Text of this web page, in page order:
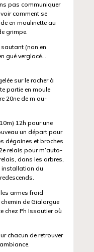
pas communiquer
comment se
en moulinette au
grimpe.
(non en
gué verglacé…
sur le rocher à
partie en moule
20ne de m au-
12h pour une
un départ pour
dégaines et broches
relais pour m’auto-
dans les arbres,
installation du
armes froid
de Gialorgue
Ph Issautier où
chacun de retrouver